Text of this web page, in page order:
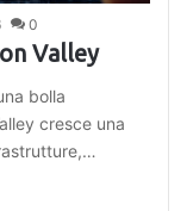
0
Valley
bolla
cresce una